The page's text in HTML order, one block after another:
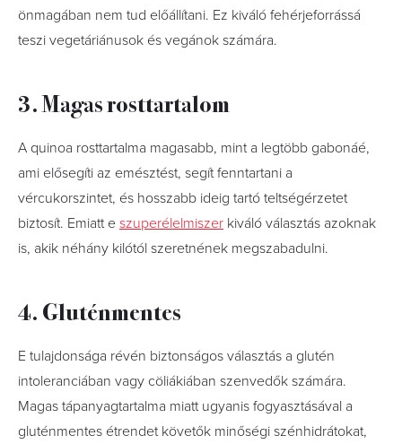
önmagában nem tud előállítani. Ez kiváló fehérjeforrássá
teszi vegetáriánusok és vegánok számára.
3. Magas rosttartalom
A quinoa rosttartalma magasabb, mint a legtöbb gabonáé,
ami elősegíti az emésztést, segít fenntartani a
vércukorszintet, és hosszabb ideig tartó teltségérzetet
biztosít. Emiatt e szuperélelmiszer kiváló választás azoknak
is, akik néhány kilótól szeretnének megszabadulni.
4. Gluténmentes
E tulajdonsága révén biztonságos választás a glutén
intoleranciában vagy cöliákiában szenvedők számára.
Magas tápanyagtartalma miatt ugyanis fogyasztásával a
gluténmentes étrendet követők minőségi szénhidrátokat,